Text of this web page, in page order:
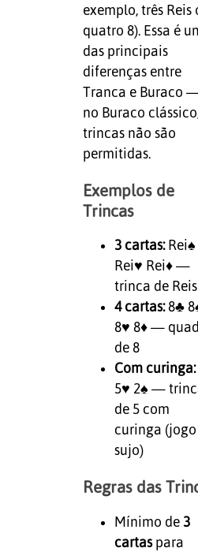
exemplo, três Reis
quatro 8). Essa é
das principais
diferenças entre
Tranca e Buraco
no Buraco
trincas não são
permitidas.
Exemplos de
Trincas
3 cartas:Rei♠
Rei♥ Rei♦ —
trinca de Reis
4 cartas:8♣
8♥ 8♦ —
de 8
Com curinga:
5♥ 2♠ —
de 5 com
curinga (jogo
sujo)
Regras das
Mínimo de 3
cartaspara